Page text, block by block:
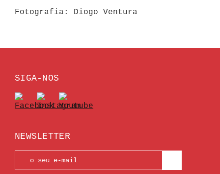
Fotografia: Diogo Ventura
SIGA-NOS
NEWSLETTER